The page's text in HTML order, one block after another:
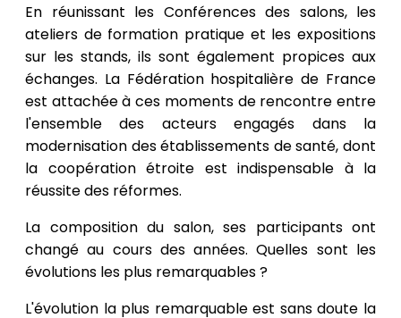
En réunissant les Conférences des salons, les
ateliers de formation pratique et les expositions
sur les stands, ils sont également propices aux
échanges. La Fédération hospitalière de France
est attachée à ces moments de rencontre entre
l'ensemble des acteurs engagés dans la
modernisation des établissements de santé, dont
la coopération étroite est indispensable à la
réussite des réformes.
La composition du salon, ses participants ont
changé au cours des années. Quelles sont les
évolutions les plus remarquables ?
L'évolution la plus remarquable est sans doute la